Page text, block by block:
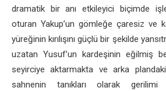
dramatik bir anı etkileyici biçimde
oturan Yakup’un gömleğe çaresiz ve
yüreğinin kırılışını güçlü bir şekilde
uzatan Yusuf’un kardeşinin eğilmiş
seyirciye aktarmakta ve arka
sahnenin tanıkları olarak gerilimi